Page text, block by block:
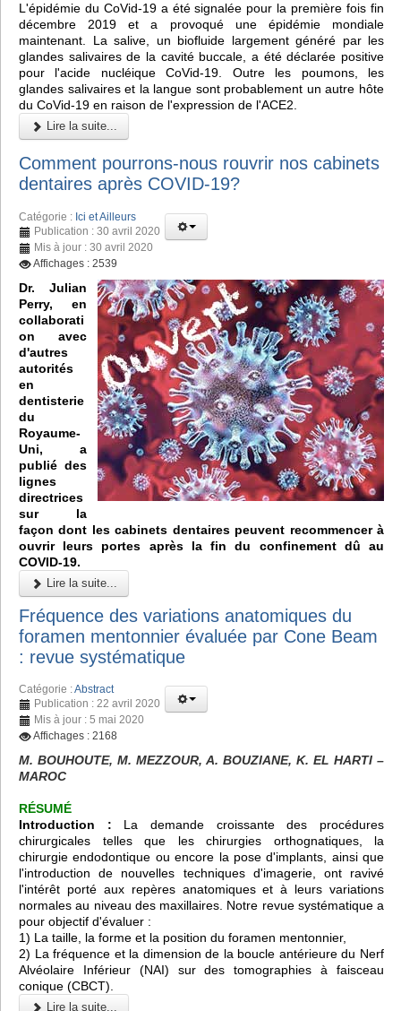
L'épidémie du CoVid-19 a été signalée pour la première fois fin
décembre 2019 et a provoqué une épidémie mondiale
maintenant. La salive, un biofluide largement généré par les
glandes salivaires de la cavité buccale, a été déclarée positive
pour l'acide nucléique CoVid-19. Outre les poumons, les
glandes salivaires et la langue sont probablement un autre hôte
du CoVid-19 en raison de l'expression de l'ACE2.
Lire la suite...
Comment pourrons-nous rouvrir nos cabinets
dentaires après COVID-19?
Catégorie : Ici et Ailleurs
Publication : 30 avril 2020
Mis à jour : 30 avril 2020
Affichages : 2539
Dr. Julian
Perry, en
collaborati
on avec
d'autres
autorités
en
dentisterie
du
Royaume-
Uni, a
publié des
lignes
directrices
sur la
façon dont les cabinets dentaires peuvent recommencer à
ouvrir leurs portes après la fin du confinement dû au
COVID-19.
Lire la suite...
Fréquence des variations anatomiques du
foramen mentonnier évaluée par Cone Beam
: revue systématique
Catégorie :Abstract
Publication : 22 avril 2020
Mis à jour : 5 mai 2020
Affichages : 2168
M. BOUHOUTE, M. MEZZOUR, A. BOUZIANE, K. EL HARTI –
MAROC
RÉSUMÉ
Introduction : La demande croissante des procédures
chirurgicales telles que les chirurgies orthognatiques, la
chirurgie endodontique ou encore la pose d'implants, ainsi que
l'introduction de nouvelles techniques d'imagerie, ont ravivé
l'intérêt porté aux repères anatomiques et à leurs variations
normales au niveau des maxillaires. Notre revue systématique a
pour objectif d'évaluer :
1) La taille, la forme et la position du foramen mentonnier,
2) La fréquence et la dimension de la boucle antérieure du Nerf
Alvéolaire Inférieur (NAI) sur des tomographies à faisceau
conique (CBCT).
Lire la suite...